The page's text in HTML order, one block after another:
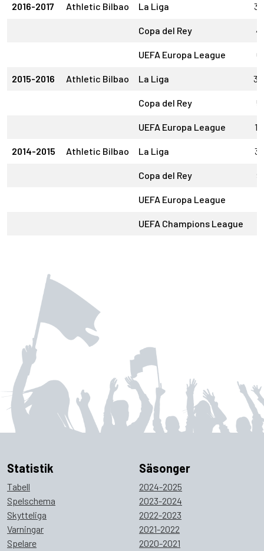
2016-2017 Athletic Bilbao La Liga 32
Copa del Rey 4
UEFA Europa League 6
2015-2016 Athletic Bilbao La Liga 34
Copa del Rey 5
UEFA Europa League 14
2014-2015 Athletic Bilbao La Liga 31
Copa del Rey 9
UEFA Europa League
UEFA Champions League
Statistik
Tabell
Spelschema
Skytteliga
Varningar
Spelare
Säsonger
2024-2025
2023-2024
2022-2023
2021-2022
2020-2021